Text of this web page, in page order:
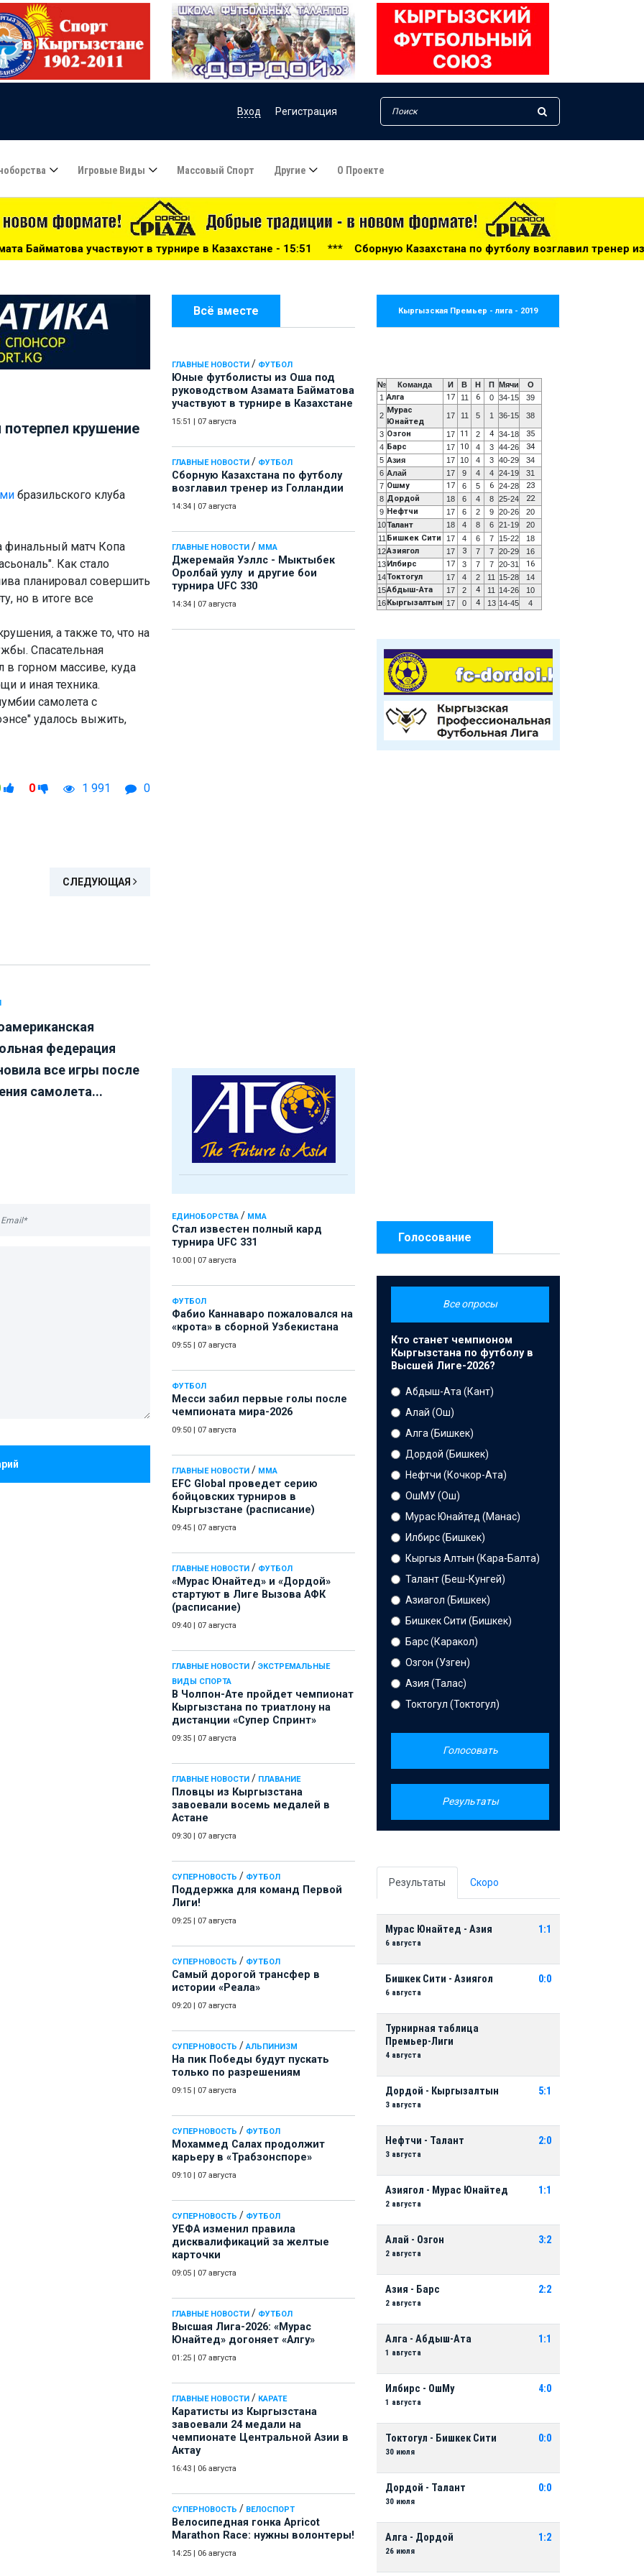
Вход Регистрация
Игровые Виды Массовый Спорт Другие О Проекте
в турнире в Казахстане - 15:51 ***Сборную Казахстана по футболу возглавил тренер из Голландии - 14:34
Всё вместе
ГЛАВНЫЕ НОВОСТИ / ФУТБОЛ
Юные футболисты из Оша под
руководством Азамата Байматова
участвуют в турнире в Казахстане
15:51 07 августа
ГЛАВНЫЕ НОВОСТИ / ФУТБОЛ
Сборную Казахстана по футболу
возглавил тренер из Голландии
14:34 07 августа
ГЛАВНЫЕ НОВОСТИ / ММА
Джеремайя Уэллс - Мыктыбек
Оролбай уулу и другие бои
турнира UFC 330
14:34 07 августа
ЕДИНОБОРСТВА / ММА
Стал известен полный кард
турнира UFC 331
10:00 07 августа
ФУТБОЛ
Фабио Каннаваро пожаловался на
«крота» в сборной Узбекистана
09:55 07 августа
ФУТБОЛ
Месси забил первые голы после
чемпионата мира-2026
09:50 07 августа
ГЛАВНЫЕ НОВОСТИ / ММА
EFC Global проведет серию
бойцовских турниров в
Кыргызстане (расписание)
09:45 07 августа
ГЛАВНЫЕ НОВОСТИ / ФУТБОЛ
«Мурас Юнайтед» и «Дордой»
стартуют в Лиге Вызова АФК
(расписание)
09:40 07 августа
ГЛАВНЫЕ НОВОСТИ / ЭКСТРЕМАЛЬНЫЕ
ВИДЫ СПОРТА
В Чолпон-Ате пройдет чемпионат
Кыргызстана по триатлону на
дистанции «Супер Спринт»
09:35 07 августа
ГЛАВНЫЕ НОВОСТИ / ПЛАВАНИЕ
Пловцы из Кыргызстана
завоевали восемь медалей в
Астане
09:30 07 августа
СУПЕРНОВОСТЬ / ФУТБОЛ
Поддержка для команд Первой
Лиги!
09:25 07 августа
СУПЕРНОВОСТЬ / ФУТБОЛ
Самый дорогой трансфер в
истории «Реала»
09:20 07 августа
СУПЕРНОВОСТЬ / АЛЬПИНИЗМ
На пик Победы будут пускать
только по разрешениям
09:15 07 августа
СУПЕРНОВОСТЬ / ФУТБОЛ
Мохаммед Салах продолжит
карьеру в «Трабзонспоре»
09:10 07 августа
СУПЕРНОВОСТЬ / ФУТБОЛ
УЕФА изменил правила
дисквалификаций за желтые
карточки
09:05 07 августа
ГЛАВНЫЕ НОВОСТИ / ФУТБОЛ
Высшая Лига-2026: «Мурас
Юнайтед» догоняет «Алгу»
01:25 07 августа
ГЛАВНЫЕ НОВОСТИ / КАРАТЕ
Каратисты из Кыргызстана
завоевали 24 медали на
чемпионате Центральной Азии в
Актау
16:43 06 августа
СУПЕРНОВОСТЬ / ВЕЛОСПОРТ
Велосипедная гонка Apricot
Marathon Race: нужны волонтеры!
14:25 06 августа
крушение
бразильского клуба
финальный матч Копа
Как стало
планировал совершить
но в итоге все
а также то, что на
Спасательная
в горном массиве, куда
и иная техника.
самолета с
удалось выжить,
0 1 991 0
СЛЕДУЮЩАЯ
федерация
все игры после
самолета...
Кыргызская Премьер - лига - 2019
№ Команда И В Н П Мячи
О
1 Алга 17 11 6 0 34-15 39
2
Мурас
Юнайтед
17 11 5 1 36-15 38
3 Озгон 17 11 2 4 34-18 35
4 Барс 17 10 4 3 44-26 34
5 Азия 17 10 4 3 40-29
34
6 Алай 17 9 4 4 24-19
31
7 Ошму 17 6 5 6 24-28 23
8 Дордой 18 6 4 8 25-24 22
9 Нефтчи 17 6 2 9 20-26
20
10Талант 18 4 8 6 21-19
20
11 Бишкек Сити 17 4 6 7 15-22
18
12Азиягол 17 3 7 7 20-29
16
13 Илбирс 17 3 7 7 20-31 16
14Токтогул 17 4 2 11 15-28
14
15Абдыш-Ата 17 2 4 11 14-26
10
16 Кыргызалтын 17 0 4 13 14-45 4
Голосование
Все опросы
Кто станет чемпионом
Кыргызстана по футболу в
Высшей Лиге-2026?
Абдыш-Ата (Кант)
Алай (Ош)
Алга (Бишкек)
Дордой (Бишкек)
Нефтчи (Кочкор-Ата)
ОшМУ (Ош)
Мурас Юнайтед (Манас)
Илбирс (Бишкек)
Кыргыз Алтын (Кара-Балта)
Талант (Беш-Кунгей)
Азиагол (Бишкек)
Бишкек Сити (Бишкек)
Барс (Каракол)
Озгон (Узген)
Азия (Талас)
Токтогул (Токтогул)
Голосовать
Результаты
Результаты Скоро
Мурас Юнайтед - Азия
6 августа
1:1
Бишкек Сити - Азиягол
6 августа
0:0
Турнирная таблица
Премьер-Лиги
4 августа
Дордой - Кыргызалтын
3 августа
5:1
Нефтчи - Талант
3 августа
2:0
Азиягол - Мурас Юнайтед
2 августа
1:1
Алай - Озгон
2 августа
3:2
Азия - Барс
2 августа
2:2
Алга - Абдыш-Ата
1 августа
1:1
Илбирс - ОшМу
1 августа
4:0
Токтогул - Бишкек Сити
30 июля
0:0
Дордой - Талант
30 июля
0:0
Алга - Дордой
26 июля
1:2